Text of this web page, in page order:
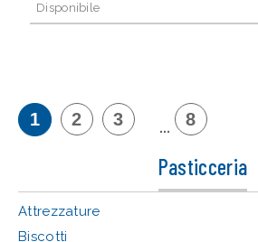
Disponibile
1 2 3 ... 8
Pasticceria
Attrezzature
Biscotti